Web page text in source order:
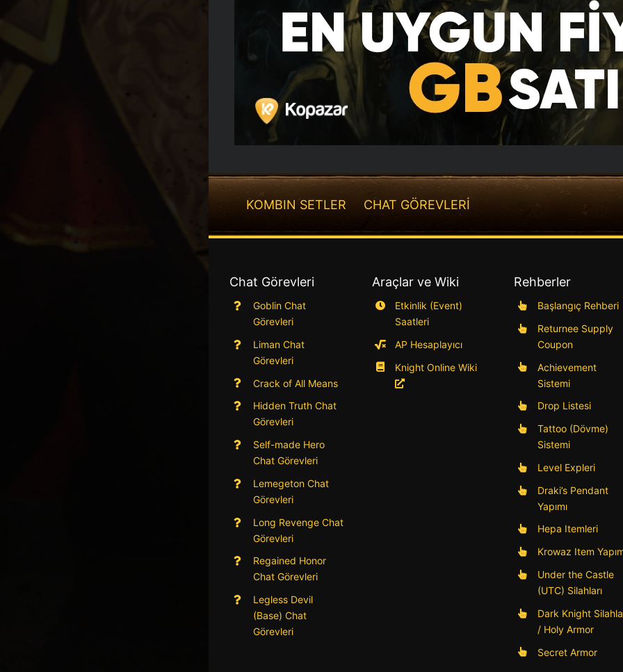
KOMBIN SETLER CHAT GÖREVLERİ
Chat Görevleri
Goblin Chat
Görevleri
Liman Chat
Görevleri
Crack of All Means
Hidden Truth Chat
Görevleri
Self-made Hero
Chat Görevleri
Lemegeton Chat
Görevleri
Long Revenge Chat
Görevleri
Regained Honor
Chat Görevleri
Legless Devil
(Base) Chat
Görevleri
Araçlar ve Wiki
Etkinlik (Event)
Saatleri
AP Hesaplayıcı
Knight Online Wiki
Rehberler
Başlangıç Rehberi
Returnee Supply
Coupon
Achievement
Sistemi
Drop Listesi
Tattoo (Dövme)
Sistemi
Level Expleri
Draki’s Pendant
Yapımı
Hepa Itemleri
Krowaz Item
Under the Castle
(UTC) Silahları
Dark Knight
/ Holy Armor
Secret Armor